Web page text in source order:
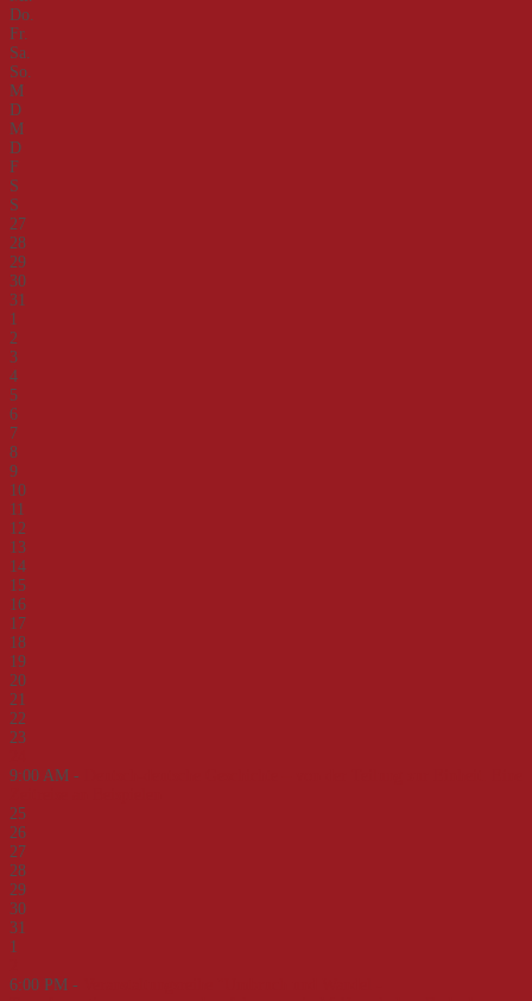
Do.
Fr.
Sa.
So.
M
D
M
D
F
S
S
27
28
29
30
31
1
2
3
4
5
6
7
8
9
10
11
12
13
14
15
16
17
18
19
20
21
22
23
9:00 AM -
25
26
27
28
29
30
31
1
6:00 PM -